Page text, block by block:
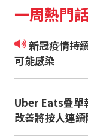
一周熱門
新冠疫情持續飆升 常見八大症狀 沒發燒也
可能感染
Uber Eats疊單
改善將按人連